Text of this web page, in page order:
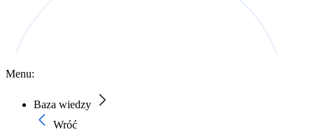
Menu:
Baza wiedzy
Wróć